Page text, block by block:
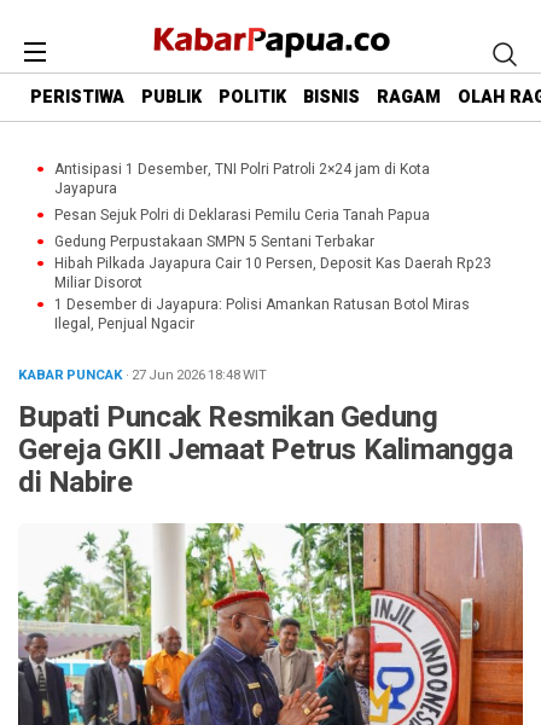
PERISTIWA PUBLIK POLITIK BISNIS RAGAM OLAH
Antisipasi 1 Desember, TNI Polri Patroli 2×24 jam di Kota
Jayapura
Pesan Sejuk Polri di Deklarasi Pemilu Ceria Tanah Papua
Gedung Perpustakaan SMPN 5 Sentani Terbakar
Hibah Pilkada Jayapura Cair 10 Persen, Deposit Kas Daerah Rp23
Miliar Disorot
1 Desember di Jayapura: Polisi Amankan Ratusan Botol Miras
Ilegal, Penjual Ngacir
KABAR PUNCAK· 27 Jun 202618:48WIT
Bupati Puncak Resmikan Gedung
Gereja GKII Jemaat Petrus Kalimangga
di Nabire